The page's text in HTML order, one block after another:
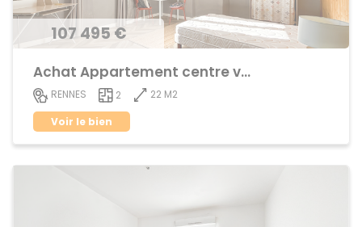
107 495 €
Achat Appartement centre ville
RENNES 2
22 M2
Voir le bien